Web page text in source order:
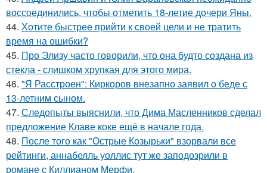
воссоединились, чтобы отметить 18-летие дочери Яны.
44. Хотите быстрее прийти к своей цели и не тратить
время на ошибки?
45. Про Элизу часто говорили, что она будто создана из
стекла - слишком хрупкая для этого мира.
46. "Я Расстроен": Киркоров внезапно заявил о беде с
13-летним сыном.
47. Следопыты выяснили, что Дима Масленников сделал
предложение Клаве коке ещё в начале года.
48. После того как "Острые Козырьки" взорвали все
рейтинги, аннабелль уоллис тут же заподозрили в
романе с Киллианом Мерфи.